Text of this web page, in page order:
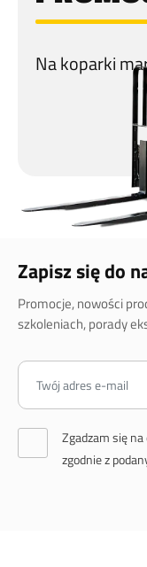
Na koparki
Zapisz się do
Promocje, nowości
szkoleniach, porady
Zgadzam się
zgodnie z